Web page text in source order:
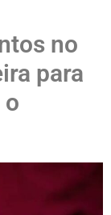
no
para